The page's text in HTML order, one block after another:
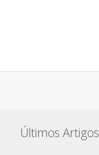
Últimos Artigos